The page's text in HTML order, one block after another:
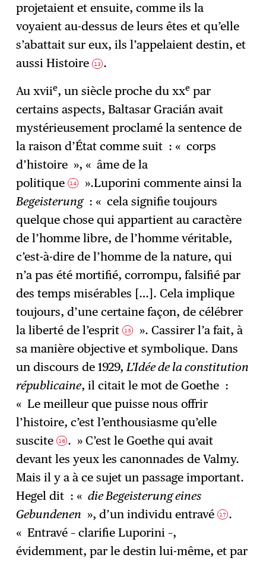
projetaient et ensuite, comme ils la
voyaient au-dessus de leurs êtes et qu’elle
s’abattait sur eux, ils l’appelaient destin, et
aussi Histoire13 .
Au xviie, un siècle proche du xxe par
certains aspects, Baltasar Gracián avait
mystérieusement proclamé la sentence de
la raison d’État comme suit : « corps
d’histoire », « âme de la
politique14
».Luporini commente ainsi la
Begeisterung: « cela signifie toujours
quelque chose qui appartient au caractère
de l’homme libre, de l’homme véritable,
c’est-à-dire de l’homme de la nature, qui
n’a pas été mortifié, corrompu, falsifié par
des temps misérables […]. Cela implique
toujours, d’une certaine façon, de célébrer
la liberté de l’esprit15
». Cassirer l’a fait, à
sa manière objective et symbolique. Dans
un discours de 1929,L’Idée de la constitution
républicaine, il citait le mot de Goethe :
« Le meilleur que puisse nous offrir
l’histoire, c’est l’enthousiasme qu’elle
suscite16 . » C’est le Goethe qui avait
devant les yeux les canonnades de Valmy.
Mais il y a à ce sujet un passage important.
Hegel dit : «die Begeisterung eines
Gebundenen », d’un individu entravé17 .
« Entravé – clarifie Luporini –,
évidemment, par le destin lui-même, et par